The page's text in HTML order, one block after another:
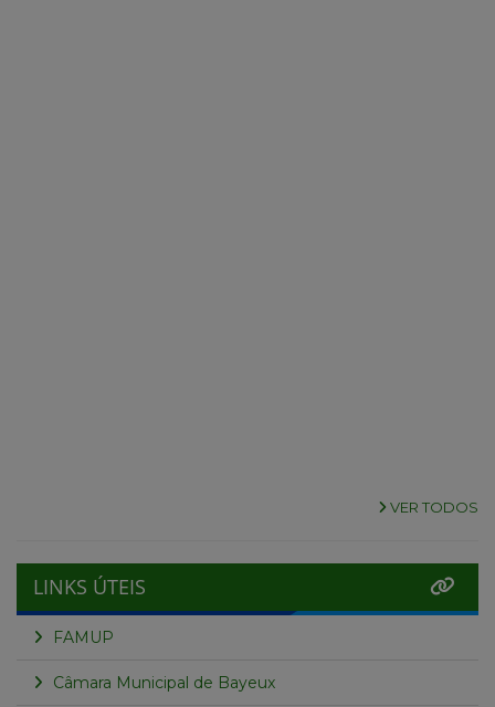
VER TODOS
LINKS ÚTEIS
FAMUP
Câmara Municipal de Bayeux